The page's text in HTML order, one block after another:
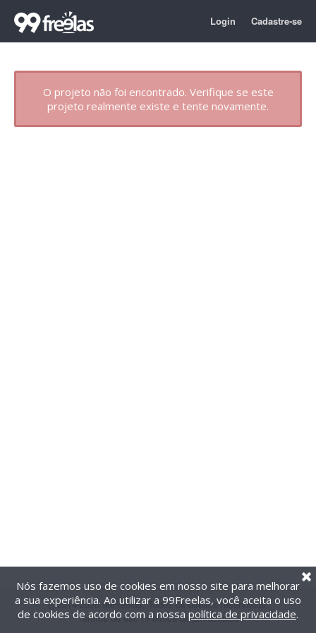
Login Cadastre-se
O projeto não foi encontrado. Verifique se este
projeto realmente existe e tente novamente.
@2014-2026 99Freelas. Todos os direitos reservados.
Termos de uso| Política de privacidade
Nós fazemos uso de cookies em nosso site para melhorar
a sua experiência. Ao utilizar a 99Freelas, você aceita o uso
de cookies de acordo com a nossa política de privacidade.